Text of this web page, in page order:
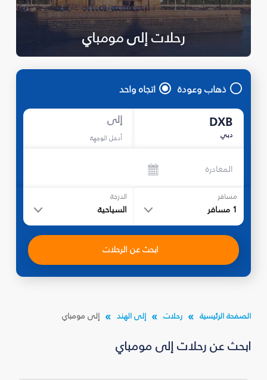
رحلات إلى مومباي
ذهاب وعودة اتجاه واحد
DXB
دبي
إلى
أدخل الوجهة
المغادرة
مسافر
1 مسافر
الدرجة
السياحية
ابحث عن الرحلات
الصفحة الرئيسية رحلات إلى الهند إلى مومباي
ابحث عن رحلات إلى مومباي